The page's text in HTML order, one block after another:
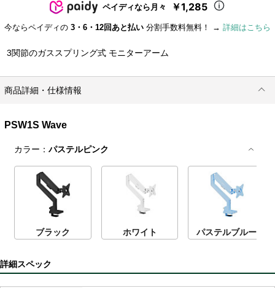
ペイディなら月々 ￥1,285
今ならペイディの 3・6・12回あと払い 分割手数料無料！ → 詳細はこちら
3関節のガススプリング式 モニターアーム
商品詳細・仕様情報
PSW1S Wave
カラー：パステルピンク
ブラック ホワイト パステルブルー
詳細スペック